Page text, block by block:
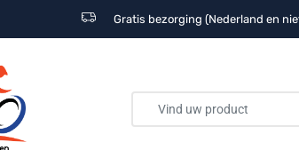
Gratis bezorging (Nederland en